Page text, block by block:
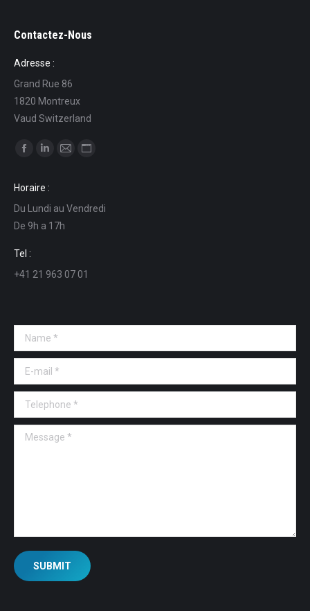
Contactez-Nous
Adresse :
Grand Rue 86
1820 Montreux
Vaud Switzerland
Find us on:
opens
in
new
window
opens
in
new
in
in
Horaire :
Du Lundi au Vendredi
De 9h a 17h
Tel :
+41 21 963 07 01
Name *
E-mail *
Telephone *
Message *
SUBMIT